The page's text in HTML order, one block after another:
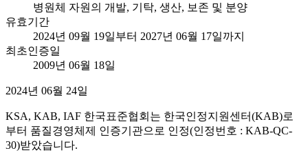
병원체 자원의 개발, 기탁, 생산, 보존 및 분양
유효기간
2024년 09월 19일부터 2027년 06월 17일까지
최초인증일
2009년 06월 18일
2024년 06월 24일
KSA, KAB, IAF 한국표준협회는 한국인정지원센터(KAB)로
부터 품질경영체제 인증기관으로 인정(인정번호 : KAB-QC-
30)받았습니다.